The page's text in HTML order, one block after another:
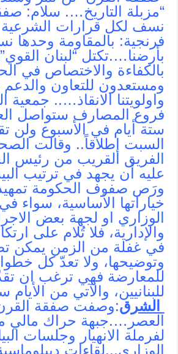
“مزبلة التاريخ…. سلام:
نسف لكل قرارات
فرنجية: بالمقاومة وحدها
بأرضنا….تكتل “لبنان
بالكفاءة والاختصاص في
ومستعدون للتعاون والدعم
واولويتنا الانقاذ…..
فروع المصارف ستواصل
ستة أيام في الأسبوع ولن
السبت إطلاقاً.. وقالت
الفريق القريب من رئيس
عليه أن يجهد في ترتيب
ورَص صفوف الحكومة
خياراتها الأساسية، سواء في
الوزاري او لجهة بعض
والإدارية، فلا تُلام على
في غفلة من الزمن يمكن
وتوضيحها، ولا تعدّ كل
للمعارضة فهي ترغب ان
للبنانيين، والآتي من
الشرق:وصفت صفقة
العصر….جبهة حراك مالي
لفرملة الانهيار وجلسات
الوزاري,,,لقاءات